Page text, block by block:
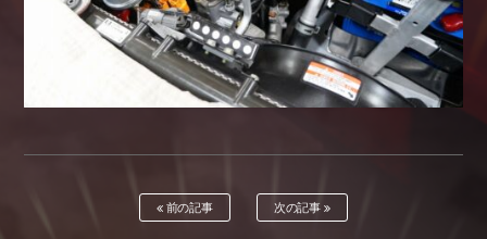
前の記事 次の記事